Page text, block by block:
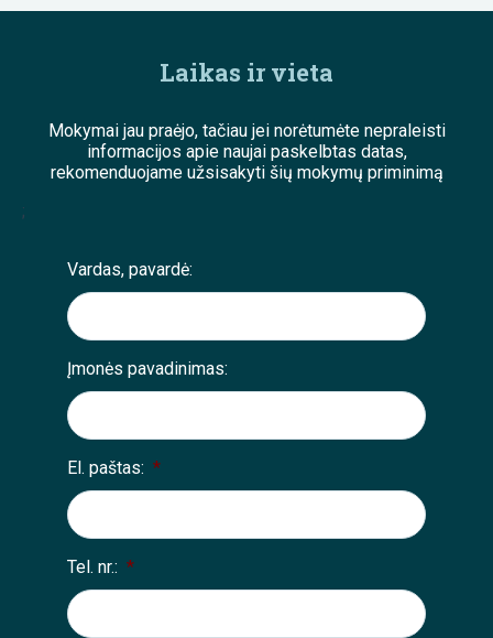
Laikas ir vieta
Mokymai jau praėjo, tačiau jei norėtumėte nepraleisti
informacijos apie naujai paskelbtas datas,
rekomenduojame užsisakyti šių mokymų priminimą
;
Vardas, pavardė:
Įmonės pavadinimas:
El. paštas: *
Tel. nr.: *